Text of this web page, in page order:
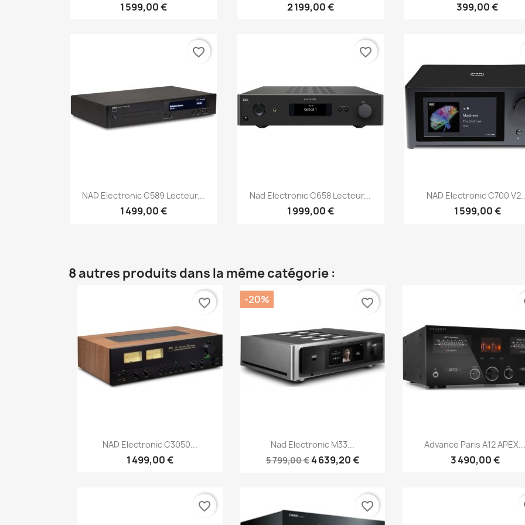
1 599,00 € 2 199,00 € 399,00 €
Aperçu rapide
NAD Electronic C589 Lecteur...
1 499,00 €
favorite_border
Aperçu rapide
Nad Electronic C658 Lecteur...
1 999,00 €
favorite_border
Aperçu rapide
NAD Electronic C700
1 599,00 €
8 autres produits dans la même catégorie :
Aperçu rapide
NAD Electronic C3050...
1 499,00 €
favorite_border
 Aperçu rapide
Nad Electronic M33...
5 799,00 €4 639,20 €
-20% favorite_border
Aperçu rapide
Advance Paris A12 APEX...
3 490,00 €
favorite_border favorite_border